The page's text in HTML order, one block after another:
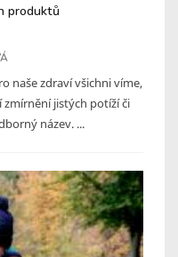
produktů
naše zdraví všichni víme,
jistých potíží či
název. ...